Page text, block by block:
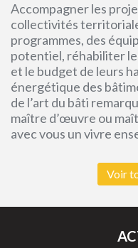
Accompagner les
collectivités
programmes, des
potentiel, réhabiliter
et le budget de leurs
énergétique des
de l’art du bâti
maître d’œuvre ou
avec vous un vivre
Voir